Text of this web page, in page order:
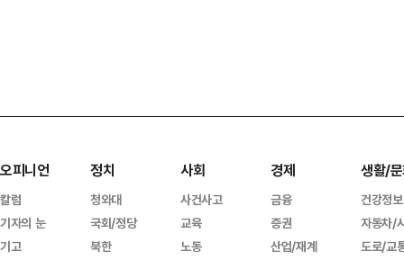
오피니언
칼럼
기자의 눈
기고
정치
청와대
국회/정당
북한
사회
사건사고
교육
노동
경제
금융
증권
산업/재계
생활/
건강정보
자동차/
도로/교